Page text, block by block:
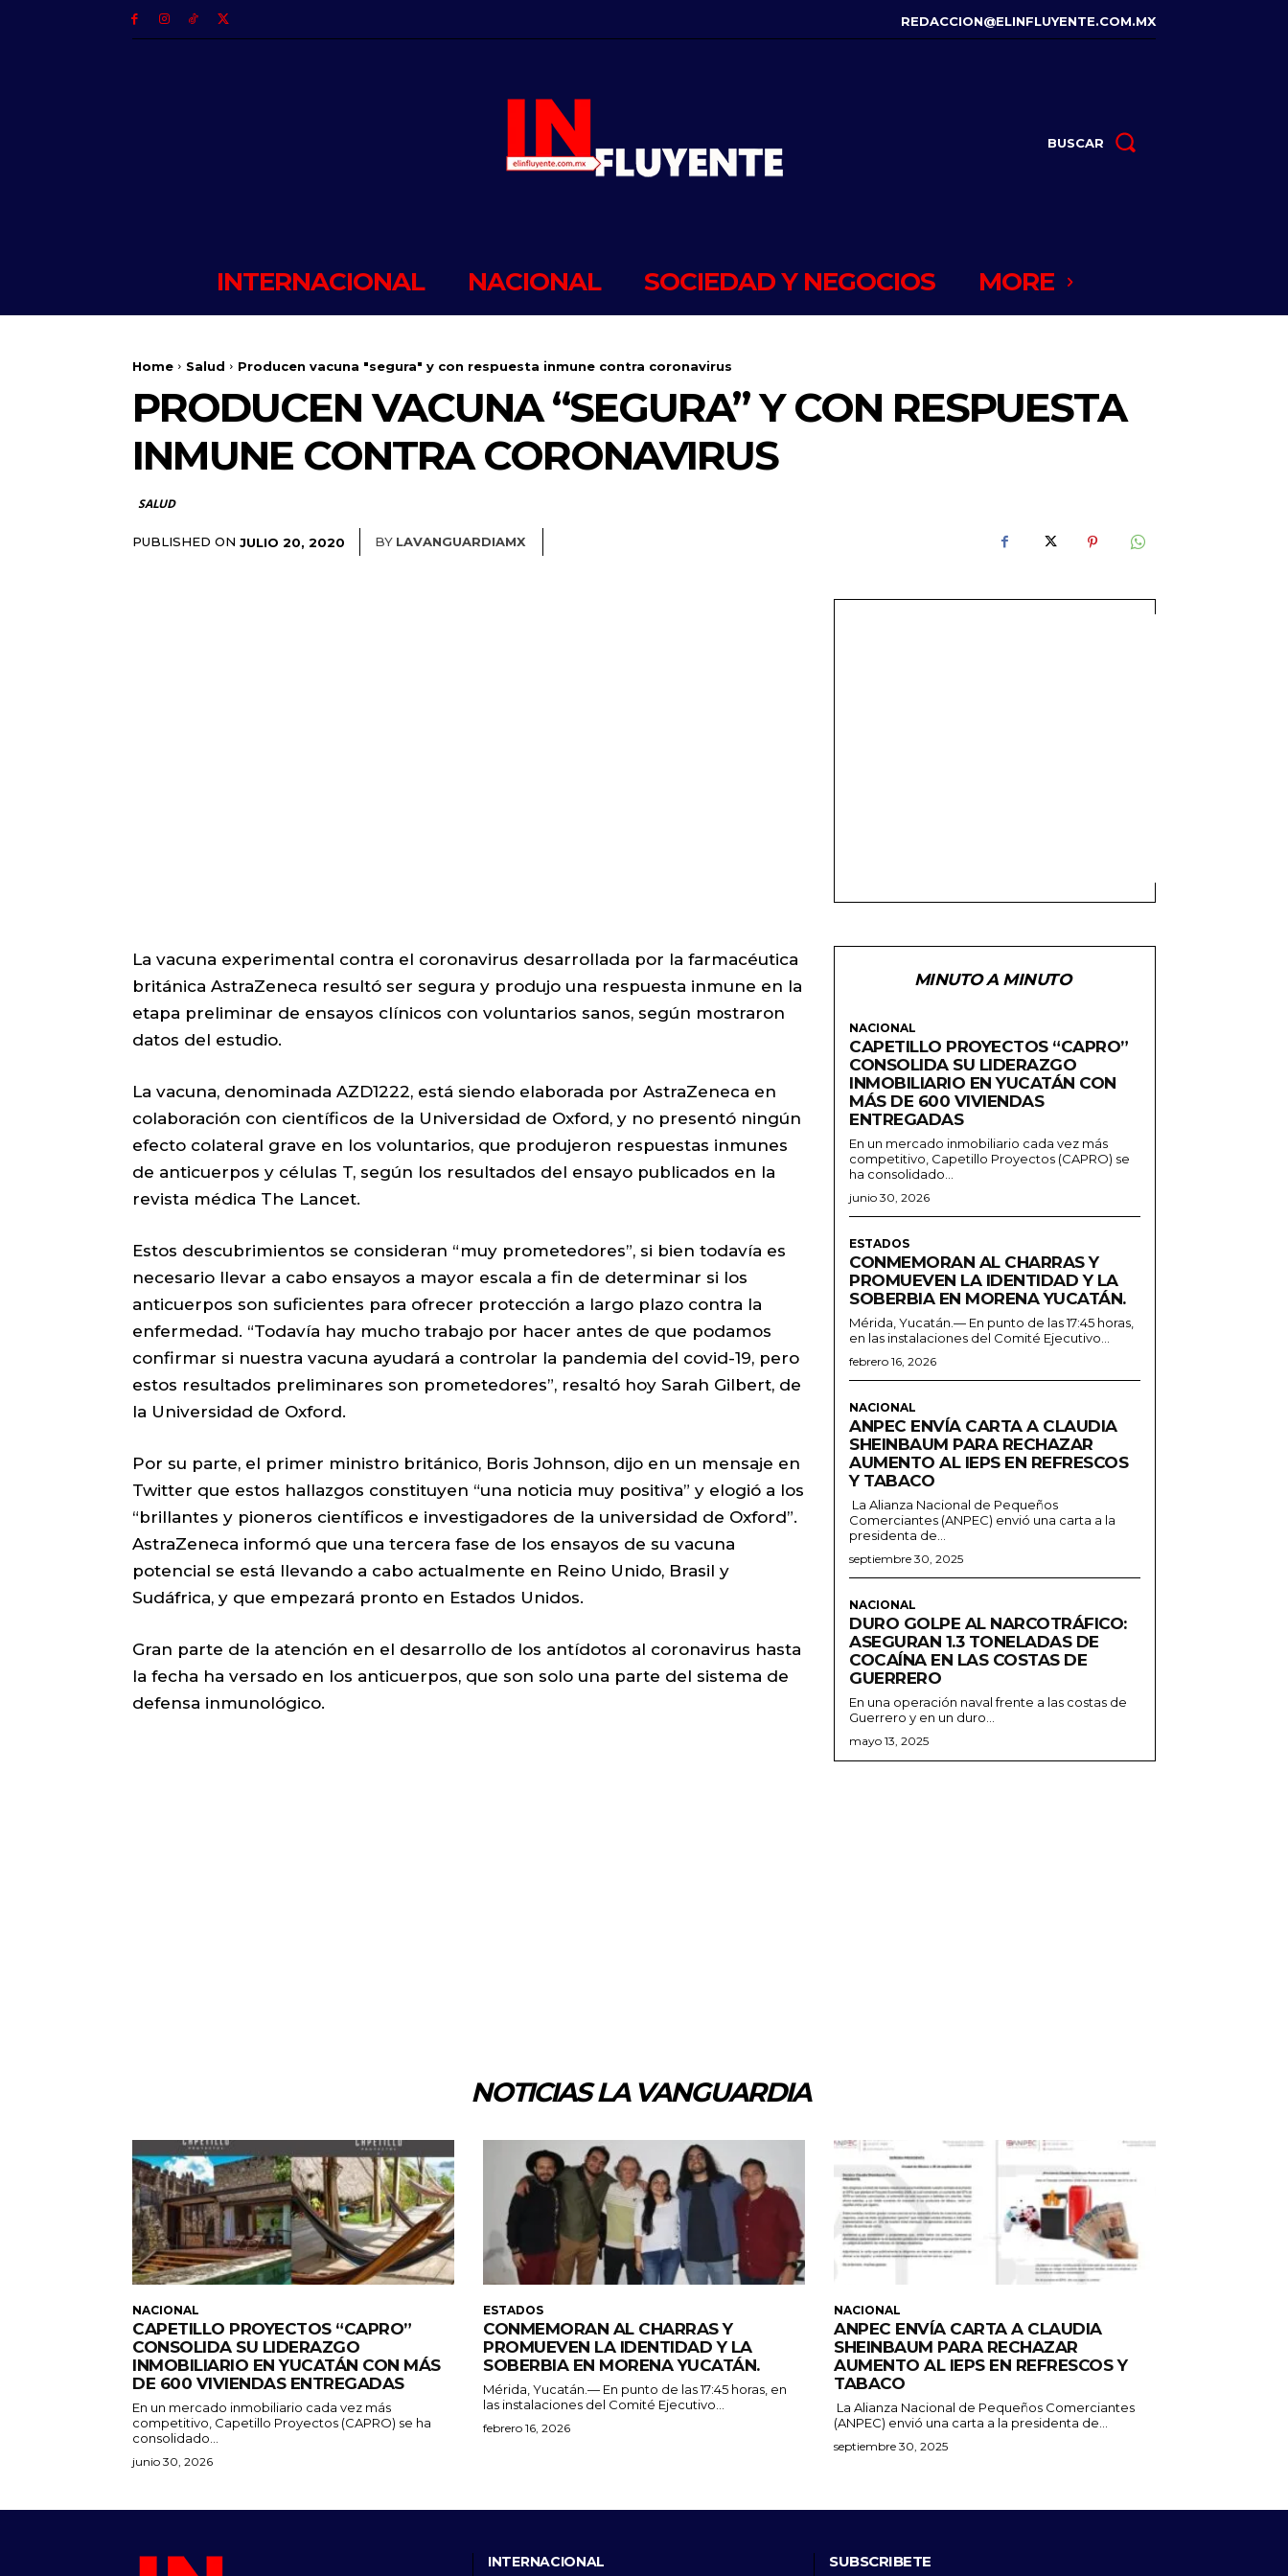
REDACCION@ELINFLUYENTE.COM.MX
BUSCAR
INTERNACIONAL NACIONAL SOCIEDAD Y NEGOCIOS MORE
Home Salud Producen vacuna "segura" y con respuesta inmune contra coronavirus
PRODUCEN VACUNA “SEGURA” Y CON RESPUESTA
INMUNE CONTRA CORONAVIRUS
SALUD
PUBLISHED ON JULIO 20, 2020 BY LAVANGUARDIAMX
La vacuna experimental contra el coronavirus desarrollada por la farmacéutica
británica AstraZeneca resultó ser segura y produjo una respuesta inmune en la
etapa preliminar de ensayos clínicos con voluntarios sanos, según mostraron
datos del estudio.
La vacuna, denominada AZD1222, está siendo elaborada por AstraZeneca en
colaboración con científicos de la Universidad de Oxford, y no presentó ningún
efecto colateral grave en los voluntarios, que produjeron respuestas inmunes
de anticuerpos y células T, según los resultados del ensayo publicados en la
revista médica The Lancet.
Estos descubrimientos se consideran “muy prometedores”, si bien todavía es
necesario llevar a cabo ensayos a mayor escala a fin de determinar si los
anticuerpos son suficientes para ofrecer protección a largo plazo contra la
enfermedad. “Todavía hay mucho trabajo por hacer antes de que podamos
confirmar si nuestra vacuna ayudará a controlar la pandemia del covid-19, pero
estos resultados preliminares son prometedores”, resaltó hoy Sarah Gilbert, de
la Universidad de Oxford.
Por su parte, el primer ministro británico, Boris Johnson, dijo en un mensaje en
Twitter que estos hallazgos constituyen “una noticia muy positiva” y elogió a los
“brillantes y pioneros científicos e investigadores de la universidad de Oxford”.
AstraZeneca informó que una tercera fase de los ensayos de su vacuna
potencial se está llevando a cabo actualmente en Reino Unido, Brasil y
Sudáfrica, y que empezará pronto en Estados Unidos.
Gran parte de la atención en el desarrollo de los antídotos al coronavirus hasta
la fecha ha versado en los anticuerpos, que son solo una parte del sistema de
defensa inmunológico.
MINUTO A MINUTO
NACIONAL
CAPETILLO PROYECTOS “CAPRO”
CONSOLIDA SU LIDERAZGO
INMOBILIARIO EN YUCATÁN CON
MÁS DE 600 VIVIENDAS
ENTREGADAS
En un mercado inmobiliario cada vez más
competitivo, Capetillo Proyectos (CAPRO) se
ha consolidado...
junio 30, 2026
ESTADOS
CONMEMORAN AL CHARRAS Y
PROMUEVEN LA IDENTIDAD Y LA
SOBERBIA EN MORENA YUCATÁN.
Mérida, Yucatán.— En punto de las 17:45 horas,
en las instalaciones del Comité Ejecutivo...
febrero 16, 2026
NACIONAL
ANPEC ENVÍA CARTA A CLAUDIA
SHEINBAUM PARA RECHAZAR
AUMENTO AL IEPS EN REFRESCOS
Y TABACO
La Alianza Nacional de Pequeños
Comerciantes (ANPEC) envió una carta a la
presidenta de...
septiembre 30, 2025
NACIONAL
DURO GOLPE AL NARCOTRÁFICO:
ASEGURAN 1.3 TONELADAS DE
COCAÍNA EN LAS COSTAS DE
GUERRERO
En una operación naval frente a las costas de
Guerrero y en un duro...
mayo 13, 2025
NOTICIAS LA VANGUARDIA
NACIONAL
CAPETILLO PROYECTOS “CAPRO”
CONSOLIDA SU LIDERAZGO
INMOBILIARIO EN YUCATÁN CON MÁS
DE 600 VIVIENDAS ENTREGADAS
En un mercado inmobiliario cada vez más
competitivo, Capetillo Proyectos (CAPRO) se ha
consolidado...
junio 30, 2026
ESTADOS
CONMEMORAN AL CHARRAS Y
PROMUEVEN LA IDENTIDAD Y LA
SOBERBIA EN MORENA YUCATÁN.
Mérida, Yucatán.— En punto de las 17:45 horas, en
las instalaciones del Comité Ejecutivo...
febrero 16, 2026
NACIONAL
ANPEC ENVÍA CARTA A CLAUDIA
SHEINBAUM PARA RECHAZAR
AUMENTO AL IEPS EN REFRESCOS Y
TABACO
La Alianza Nacional de Pequeños Comerciantes
(ANPEC) envió una carta a la presidenta de...
septiembre 30, 2025
INTERNACIONAL SUBSCRIBETE